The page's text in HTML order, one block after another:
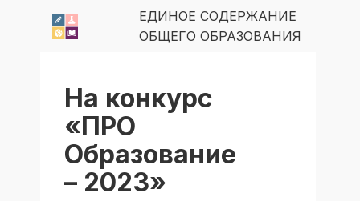
ЕДИНОЕ СОДЕРЖАНИЕ
ОБЩЕГО ОБРАЗОВАНИЯ
На конкурс
«ПРО
Образование
– 2023»